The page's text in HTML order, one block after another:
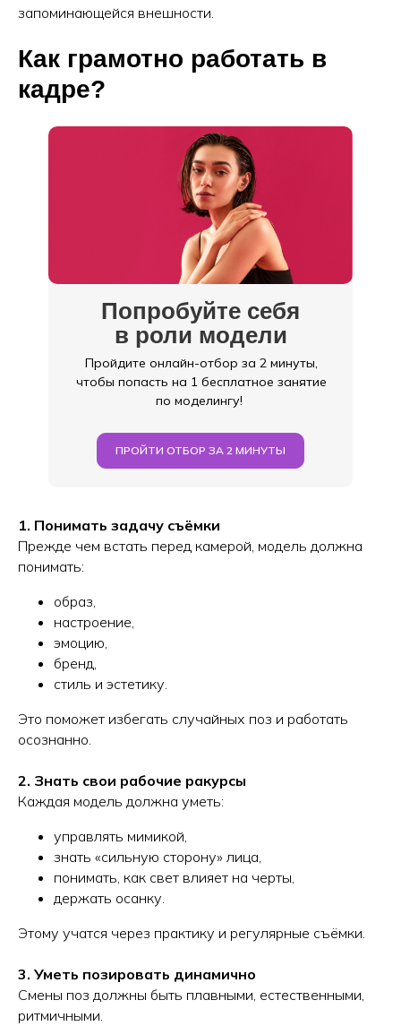
запоминающейся внешности.
Как грамотно работать в
кадре?
Попробуйте себя
в роли модели
ПРОЙТИ ОТБОР ЗА 2 МИНУТЫ
Пройдите онлайн-отбор за 2 минуты,
чтобы попасть на 1 бесплатное занятие
по моделингу!
1. Понимать задачу съёмки
Прежде чем встать перед камерой, модель должна
понимать:
образ,
настроение,
эмоцию,
бренд,
стиль и эстетику.
Это поможет избегать случайных поз и работать
осознанно.
2. Знать свои рабочие ракурсы
Каждая модель должна уметь:
управлять мимикой,
знать «сильную сторону» лица,
понимать, как свет влияет на черты,
держать осанку.
Этому учатся через практику и регулярные съёмки.
3. Уметь позировать динамично
Смены поз должны быть плавными, естественными,
ритмичными.